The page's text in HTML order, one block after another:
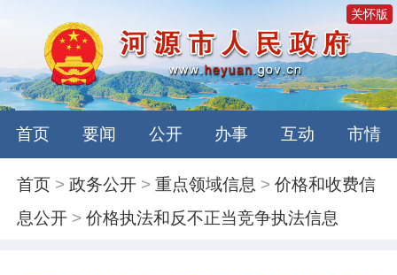
关怀版
首页 要闻 公开 办事 互动 市情
首页 >政务公开 >重点领域信息 >价格和收费信
息公开 >价格执法和反不正当竞争执法信息